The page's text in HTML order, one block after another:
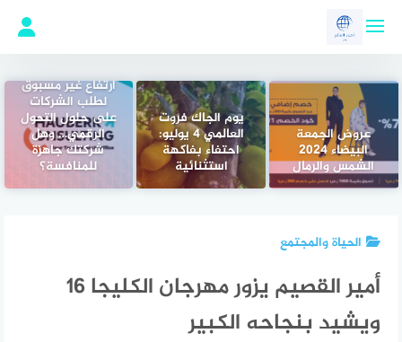
عروض الجمعة
البيضاء 2024
الشمس والرمال
يوم الجاك فروت
العالمي 4 يوليو:
احتفاء بفاكهة
استثنائية
ارتفاع غير مسبوق
لطلب الشركات
على حلول التحول
الرقمي… وهل
شركتك جاهزة
للمنافسة؟
الحياة والمجتمع
أمير القصيم يزور مهرجان الكليجا 16
ويشيد بنجاحه الكبير